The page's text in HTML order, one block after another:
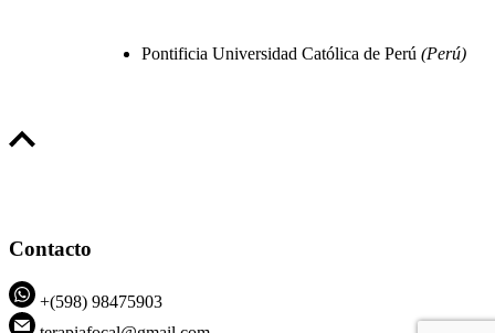
Pontificia Universidad Católica de Perú (Perú)
Contacto
+(598) 98475903